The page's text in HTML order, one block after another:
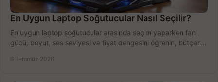
En Uygun Laptop Soğutucular Nasıl Seçilir?
En uygun laptop soğutucular arasında seçim yaparken fan
gücü, boyut, ses seviyesi ve fiyat dengesini öğrenin, bütçenizi
6 Temmuz 2026